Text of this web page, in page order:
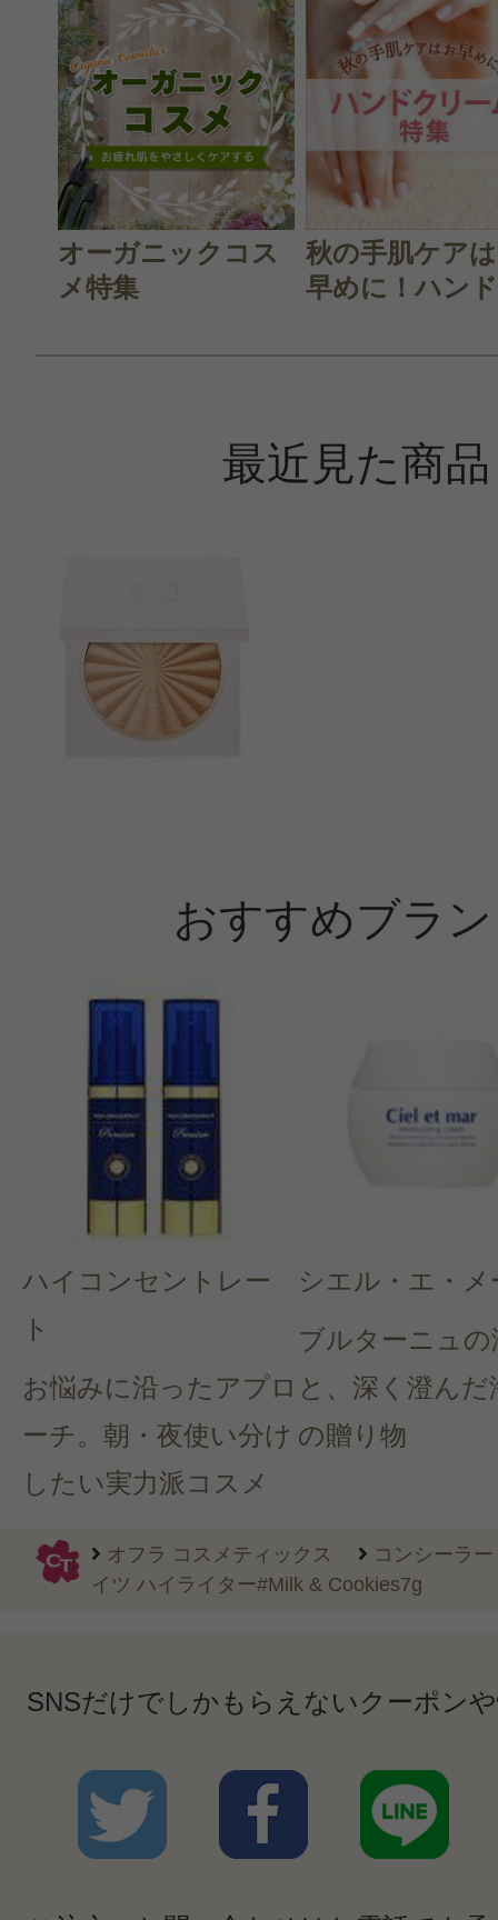
オーガニックコス
メ特集
秋の手肌ケア
早めに！ハン
最近見た商品
おすすめブラ
ハイコンセントレー
ト
お悩みに沿ったアプロ
ーチ。朝・夜使い分け
したい実力派コスメ
シエル・エ・メ
ブルターニュの
と、深く澄んだ
の贈り物
オフラ コスメティックス
コンシーラー
イツ ハイライター#Milk & Cookies7g
SNSだけでしかもらえないクーポン